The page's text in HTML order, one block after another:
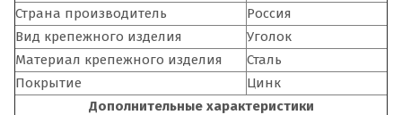
Страна производитель
Россия
Вид крепежного изделия
Уголок
Материал крепежного изделия
Сталь
Покрытие
Цинк
Дополнительные характеристики